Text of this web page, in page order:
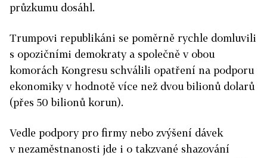
průzkumu dosáhl.
Trumpovi republikáni se poměrně rychle domluvili
s opozičními demokraty a společně v obou
komorách Kongresu schválili opatření na podporu
ekonomiky v hodnotě více než dvou bilionů dolarů
(přes 50 bilionů korun).
Vedle podpory pro firmy nebo zvýšení dávek
v nezaměstnanosti jde i o takzvané shazování